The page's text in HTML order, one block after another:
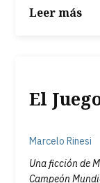
Leer más
El
Marcelo Rinesi
Una ficción de
Campeón